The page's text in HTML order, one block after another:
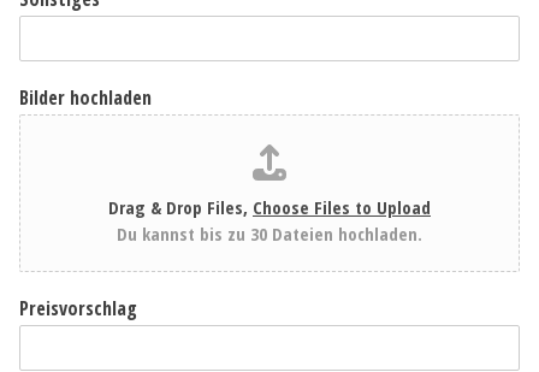
Bilder hochladen
Drag & Drop Files, Choose Files to Upload
Du kannst bis zu 30 Dateien hochladen.
Preisvorschlag